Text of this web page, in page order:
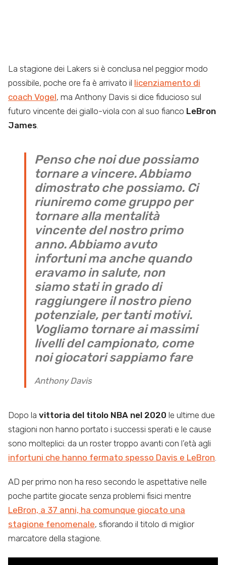
La stagione dei Lakers si è conclusa nel peggior modo
possibile, poche ore fa è arrivato il licenziamento di
coach Vogel, ma Anthony Davis si dice fiducioso sul
futuro vincente dei giallo-viola con al suo fianco LeBron
James
Penso che noi due possiamo
tornare a vincere. Abbiamo
dimostrato che possiamo. Ci
riuniremo come gruppo per
tornare alla mentalità
vincente del nostro primo
anno. Abbiamo avuto
infortuni ma anche quando
eravamo in salute, non
siamo stati in grado di
raggiungere il nostro pieno
potenziale, per tanti motivi.
Vogliamo tornare ai massimi
livelli del campionato, come
noi giocatori sappiamo fare
Anthony Davis
Dopo la vittoria del titolo NBA nel 2020 le ultime due
stagioni non hanno portato i successi sperati e le cause
sono molteplici: da un roster troppo avanti con l’età agli
infortuni che hanno fermato spesso Davis e LeBron
AD per primo non ha reso secondo le aspettative nelle
poche partite giocate senza problemi fisici mentre
LeBron, a 37 anni, ha comunque giocato una
stagione fenomenale, sfiorando il titolo di miglior
marcatore della stagione.